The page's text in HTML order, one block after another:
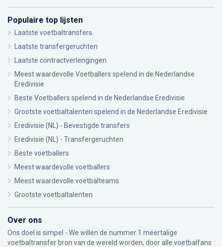
Populaire top lijsten
Laatste voetbaltransfers
Laatste transfergeruchten
Laatste contractverlengingen
Meest waardevolle Voetballers spelend in de Nederlandse
Eredivisie
Beste Voetballers spelend in de Nederlandse Eredivisie
Grootste voetbaltalenten spelend in de Nederlandse Eredivisie
Eredivisie (NL) - Bevestigde transfers
Eredivisie (NL) - Transfergeruchten
Beste voetballers
Meest waardevolle voetballers
Meest waardevolle voetbalteams
Grootste voetbaltalenten
Over ons
Ons doel is simpel - We willen de nummer 1 meertalige
voetbaltransfer bron van de wereld worden, door alle voetbalfans